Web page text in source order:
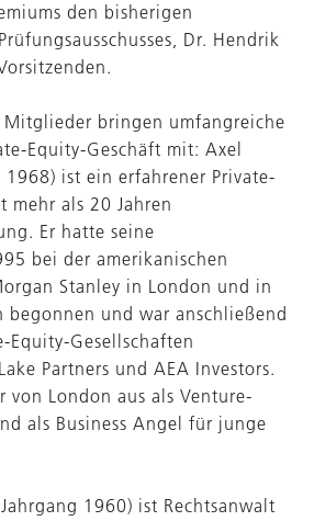
den bisherigen
Dr. Hendrik
bringen umfangreiche
Equity-Geschäft mit: Axel
ist ein erfahrener Private-
mehr als 20 Jahren
Er hatte seine
bei der amerikanischen
Stanley in London und in
begonnen und war anschließend
Equity-Gesellschaften
Partners und AEA Investors.
von London aus als Venture-
als Business Angel für junge
1960) ist Rechtsanwalt